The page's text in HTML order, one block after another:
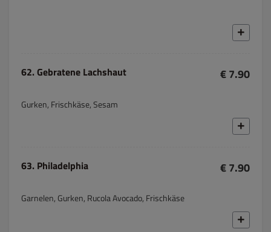
62. Gebratene Lachshaut € 7.90
Gurken, Frischkäse, Sesam
63. Philadelphia € 7.90
Garnelen, Gurken, Rucola Avocado, Frischkäse